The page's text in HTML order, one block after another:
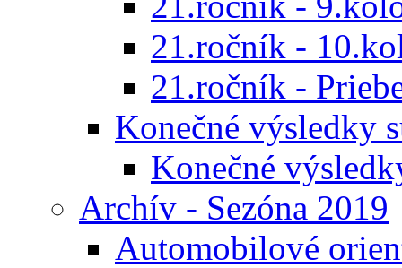
21.ročník -
21.ročník -
Konečné výsledky
Konečné
Archív - Sezóna 2019
Automobilové